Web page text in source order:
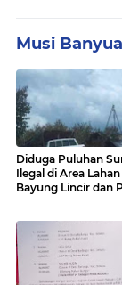
Musi
Diduga Puluhan
Ilegal di Area
Bayung Lincir dan
Kelapangan Sikat
Minyak di Area